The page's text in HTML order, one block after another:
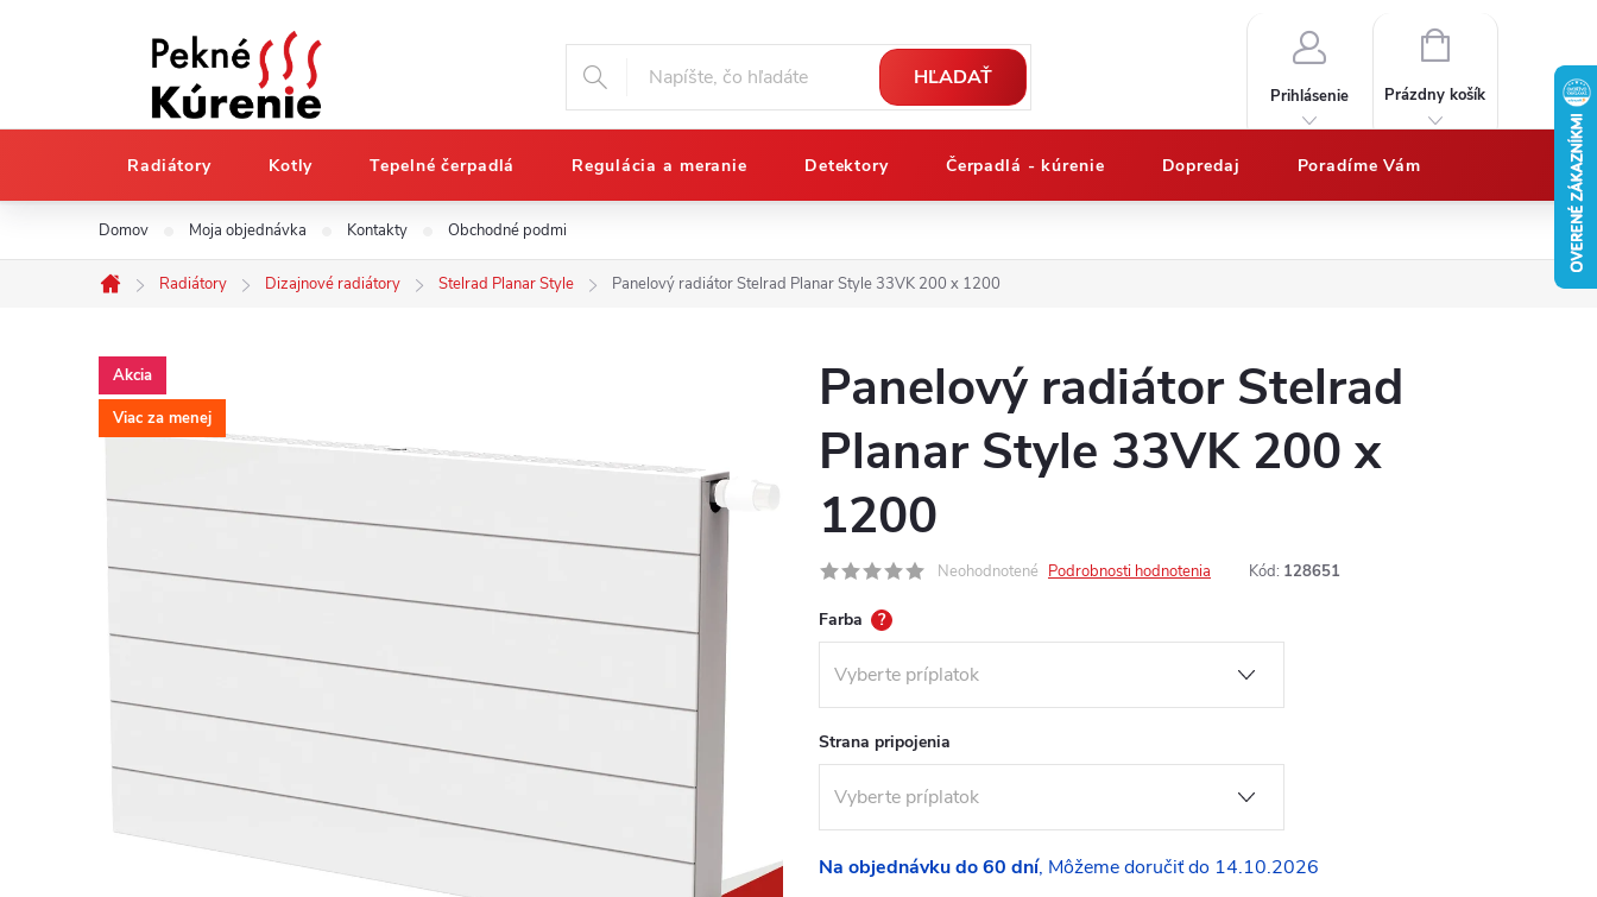
Domov Moja objednávka Kontakty Obchodné podmienky Vypočítajte
HĽADAŤ
Prihlásenie
NÁKUPNÝ
Prázdny košík
Radiátory Kotly Tepelné čerpadlá Regulácia a meranie Detektory Čerpadlá - kúrenie Dopredaj Poradíme Vám
Domov
Radiátory Dizajnové radiátory Stelrad Planar Style Panelový radiátor Stelrad Planar Style 33VK 200 x 1200
Akcia
Viac za menej
Panelový radiátor Stelrad
Planar Style 33VK 200 x
1200
Neohodnotené Podrobnosti hodnotenia Kód: 128651
Farba ?
Strana pripojenia
Na objednávku do 60 dní 14.10.2026